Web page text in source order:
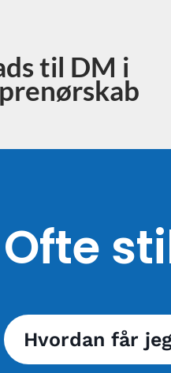
til DM i
Ofte
Hvordan får